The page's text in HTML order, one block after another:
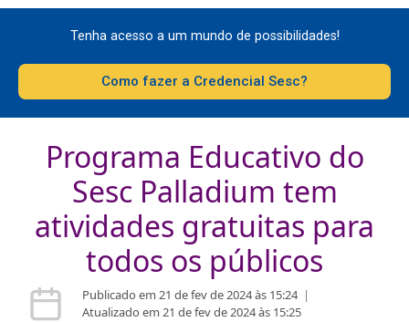
Tenha acesso a um mundo de possibilidades!
Como fazer a Credencial Sesc?
Programa Educativo do
Sesc Palladium tem
atividades gratuitas para
todos os públicos
Publicado em 21 de fev de 2024 às 15:24|
Atualizado em 21 de fev de 2024 às 15:25